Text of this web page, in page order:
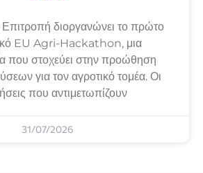
διοργανώνει το πρώτο
EU Agri-Hackathon, μια
που στοχεύει στην προώθηση
για τον αγροτικό τομέα. Οι
που αντιμετωπίζουν
31/07/2026